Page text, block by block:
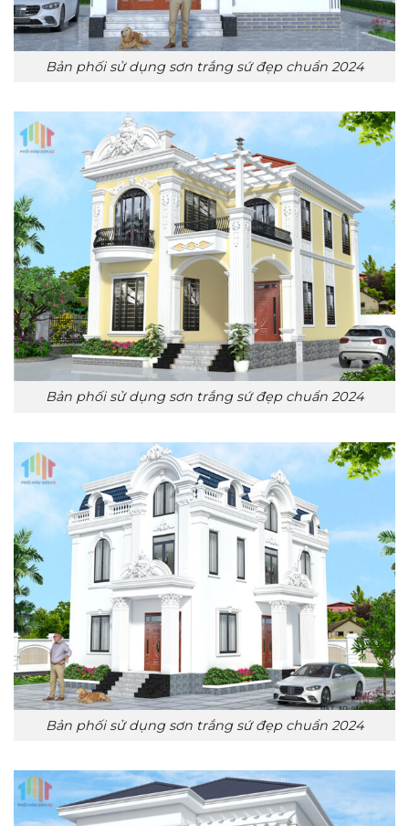
Bản phối sử dụng sơn trắng sứ đẹp chuẩn 2024
Bản phối sử dụng sơn trắng sứ đẹp chuẩn 2024
Bản phối sử dụng sơn trắng sứ đẹp chuẩn 2024